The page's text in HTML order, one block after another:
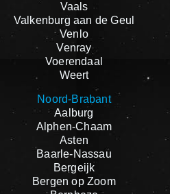
Vaals
Valkenburg aan de Geul
Venlo
Venray
Voerendaal
Weert
Noord-Brabant
Aalburg
Alphen-Chaam
Asten
Baarle-Nassau
Bergeijk
Bergen op Zoom